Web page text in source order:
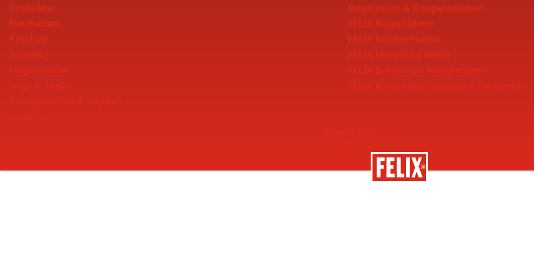
Produkte
Neuheiten
Ketchup
Saucen
Inspiration & Kooperationen
FELIX Rezeptideen
FELIX Küchenhacks
FELIX Upcycling-Ideen
Nachhaltigkeit